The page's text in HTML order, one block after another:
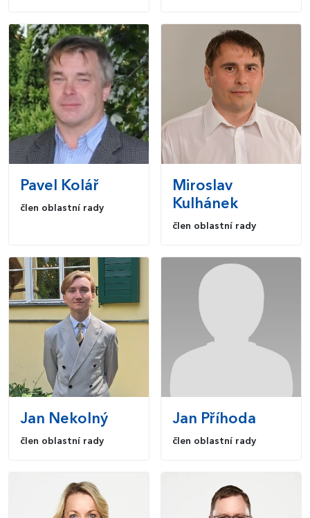
Pavel Kolář
člen oblastní rady
Miroslav
Kulhánek
člen oblastní rady
Jan Nekolný
člen oblastní rady
Jan Příhoda
člen oblastní rady